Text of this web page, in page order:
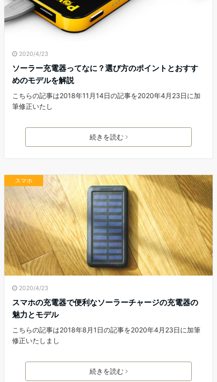
2020/4/23
ソーラー充電器ってなに？選び方のポイントとおすす
めのモデルを解説
こちらの記事は2018年11月14日の記事を2020年4月23日に加
筆修正いたし
続きを読む
スマホ
2020/4/23
スマホの充電器で便利なソーラーチャージの充電器の
魅力とモデル
こちらの記事は2018年8月1日の記事を2020年4月23日に加筆
修正いたしまし
続きを読む